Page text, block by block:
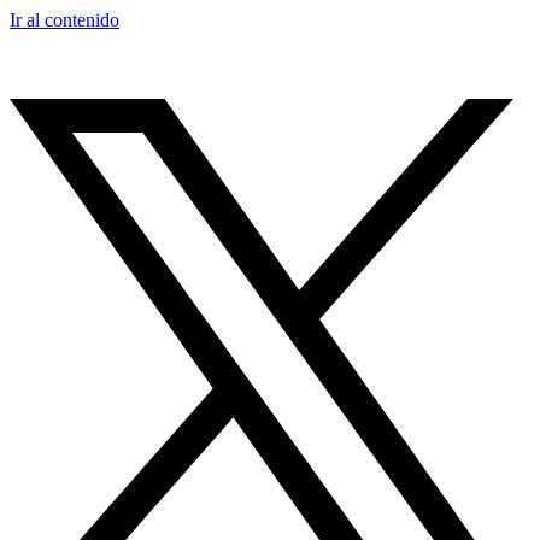
Ir al contenido